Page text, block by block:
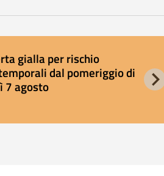
gialla per rischio
dal pomeriggio di
7 agosto